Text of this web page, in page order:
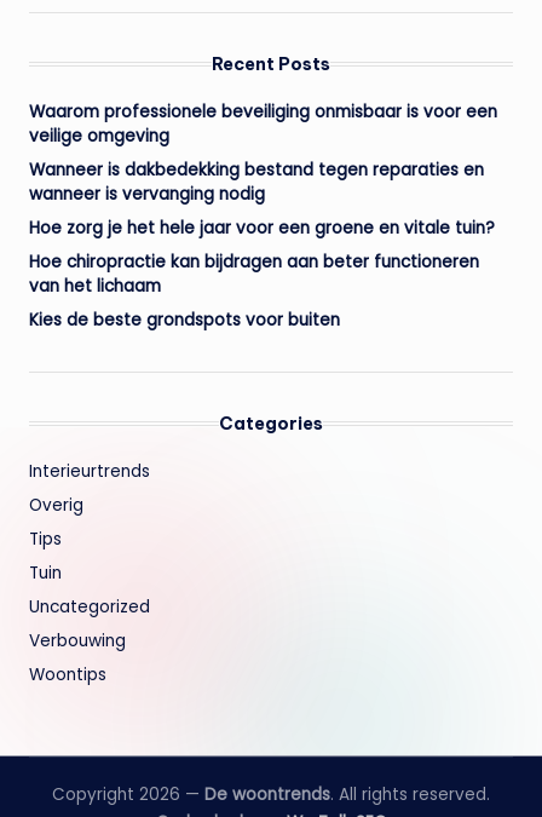
Recent Posts
Waarom professionele beveiliging onmisbaar is voor een
veilige omgeving
Wanneer is dakbedekking bestand tegen reparaties en
wanneer is vervanging nodig
Hoe zorg je het hele jaar voor een groene en vitale tuin?
Hoe chiropractie kan bijdragen aan beter functioneren
van het lichaam
Kies de beste grondspots voor buiten
Categories
Interieurtrends
Overig
Tips
Tuin
Uncategorized
Verbouwing
Woontips
Copyright 2026 — De woontrends. All rights reserved.